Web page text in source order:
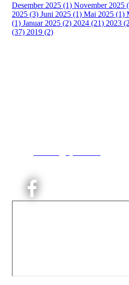
Desember 2025 (1) November 2025
2025 (3) Juni 2025 (1) Mai 2025 (1)
(1) Januar 2025 (2) 2024 (21) 2023
(37) 2019 (2)